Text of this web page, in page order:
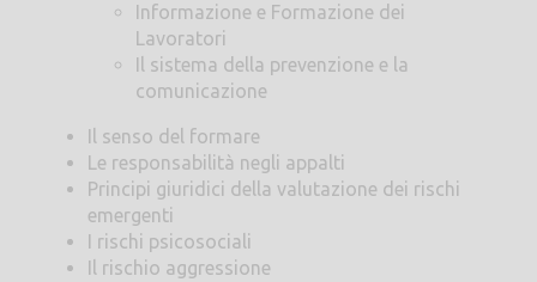
Informazione e Formazione dei
Lavoratori
Il sistema della prevenzione e la
comunicazione
Il senso del formare
Le responsabilità negli appalti
Principi giuridici della valutazione dei rischi
emergenti
I rischi psicosociali
Il rischio aggressione